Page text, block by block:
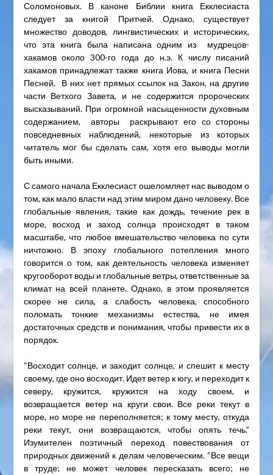
Соломоновых. В каноне Библии книга Екклесиаста
следует за книгой Притчей. Однако, существует
множество доводов, лингвистических и исторических,
что эта книга была написана одним из мудрецов-
хакамов около 300-го года до н.э. К числу писаний
хакамов принадлежат также книга Иова, и книга Песни
Песней. В них нет прямых ссылок на Закон, на другие
части Ветхого Завета, и не содержится пророческих
высказываний. При огромной насыщенности духовным
содержанием, авторы раскрывают его со стороны
повседневных наблюдений, некоторые из которых
читатель мог бы сделать сам, хотя его выводы могли
быть иными.
С самого начала Екклесиаст ошеломляет нас выводом о
том, как мало власти над этим миром дано человеку. Все
глобальные явления, такие как дождь, течение рек в
море, восход и заход солнца происходят в таком
масштабе, что любое вмешательство человека по сути
ничтожно. В эпоху глобального потепления много
говорится о том, как деятельность человека изменяет
кругооборот воды и глобальные ветры, ответственные за
климат на всей планете. Однако, в этом проявляется
скорее не сила, а слабость человека, способного
поломать тонкие механизмы естества, не имея
достаточных средств и понимания, чтобы привести их в
порядок.
“Восходит солнце, и заходит солнце, и спешит к месту
своему, где оно восходит. Идет ветер к югу, и переходит к
северу, кружится, кружится на ходу своем, и
возвращается ветер на круги свои. Все реки текут в
море, но море не переполняется; к тому месту, откуда
реки текут, они возвращаются, чтобы опять течь.”
Изумителен поэтичный переход повествования от
природных движений к делам человеческим. “Все вещи
в труде; не может человек пересказать всего; не